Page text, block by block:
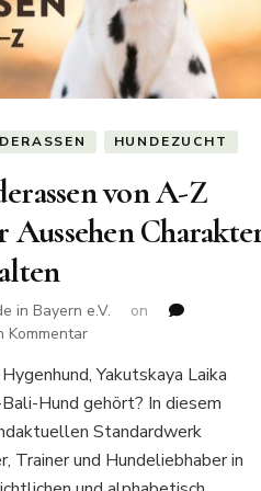
HUNDEZUCHT
von A-Z
Aussehen
in Bayern e.V.
on
Kommentarzu
Hunderassen
von
A-
Alles
Yakutskaya Laika
Hund gehört? In diesem
Standardwerk
Trainer und Hundeliebhaber in